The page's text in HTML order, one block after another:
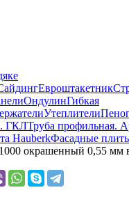
Евроштакетник
ОндулинГибкая
Утеплители
ГКЛТруба профильная.
HauberkФасадные
окрашенный 0,55 мм